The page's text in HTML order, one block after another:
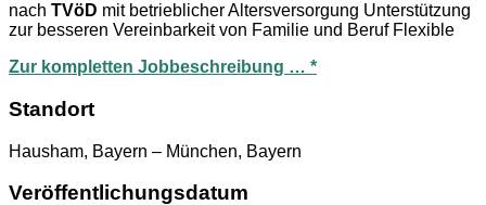
nach TVöD mit betrieblicher Altersversorgung Unterstützung
zur besseren Vereinbarkeit von Familie und Beruf Flexible
Zur kompletten Jobbeschreibung … *
Standort
Hausham, Bayern – München, Bayern
Veröffentlichungsdatum